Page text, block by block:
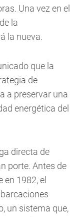
Una vez en el
la
la nueva.
que la
de
a preservar una
energética del
directa de
porte. Antes de
en 1982, el
un sistema que,